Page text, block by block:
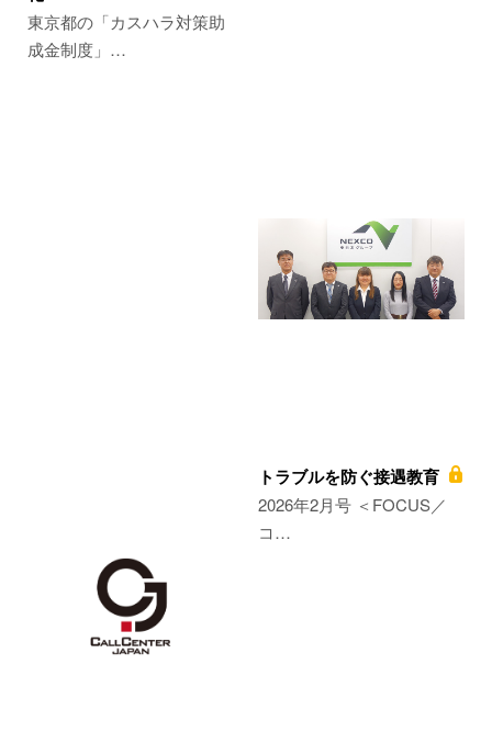
東京都の「カスハラ対策助
成金制度」…
トラブルを防ぐ接遇教育
2026年2月号 ＜FOCUS／
コ…